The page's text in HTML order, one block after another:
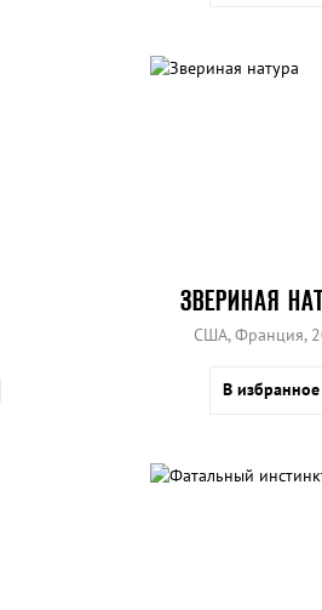
ЗВЕРИНАЯ
США, Франция,
В избранное